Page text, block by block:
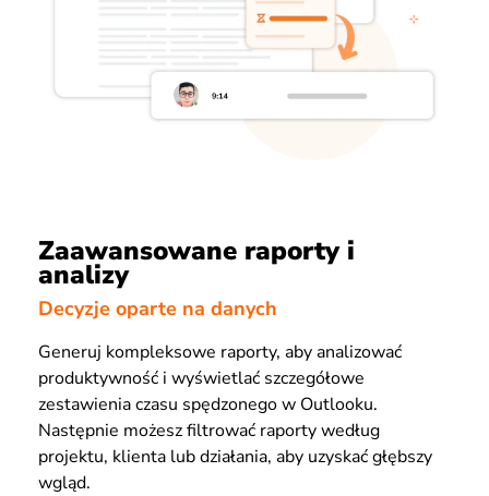
Zaawansowane raporty i
analizy
Decyzje oparte na danych
Generuj kompleksowe raporty, aby analizować
produktywność i wyświetlać szczegółowe
zestawienia czasu spędzonego w Outlooku.
Następnie możesz filtrować raporty według
projektu, klienta lub działania, aby uzyskać głębszy
wgląd.